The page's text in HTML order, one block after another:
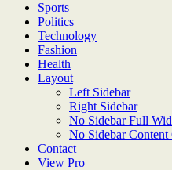
Sports
Politics
Technology
Fashion
Health
Layout
Left Sidebar
Right Sidebar
No Sidebar Full
No Sidebar Content
Contact
View Pro